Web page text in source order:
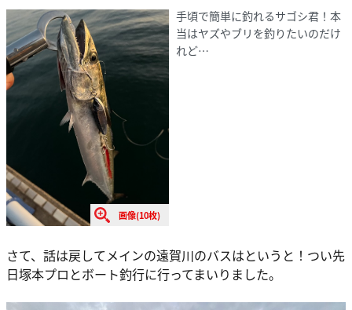
画像(10枚)
手頃で簡単に釣れるサゴシ君！本
当はヤズやブリを釣りたいのだけ
れど…
さて、話は戻してメインの遠賀川のバスはというと！つい先
日塚本プロとボート釣行に行ってまいりました。